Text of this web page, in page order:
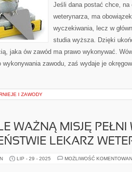
Jeśli dana postać chce,
weterynarza, ma
wyczekiwania, lecz w
studia wyższa. Dzięki
jaka ów zawód ma prawo wykonywać.
wykonywania zawodu, zaś wydaje je
I ZAWODY
WAŻNĄ MISJĘ PEŁNI
LEKARZ
LIP - 29 - 2025 MOŻLIWOŚĆ